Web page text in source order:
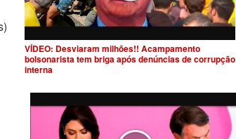
VÍDEO: Desviaram milhões!! Acampamento
bolsonarista tem briga após denúncias de corrupção
interna